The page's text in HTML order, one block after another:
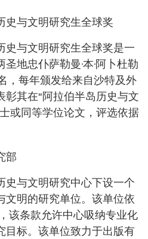
史与文明研究生全球奖
史与文明研究生全球奖是一
地忠仆萨勒曼·本·阿卜杜勒
，每年颁发给来自沙特及外
彰其在"阿拉伯半岛历史与文
或同等学位论文，评选依据
部
史与文明研究中心下设一个
文明的研究单位。该单位依
该条款允许中心吸纳专业化
目标。该单位致力于出版有